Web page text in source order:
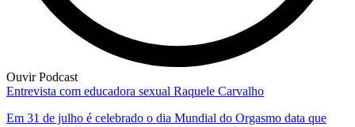
Ouvir Podcast
Entrevista com educadora sexual Raquele Carvalho
Em 31 de julho é celebrado o dia Mundial do Orgasmo data que